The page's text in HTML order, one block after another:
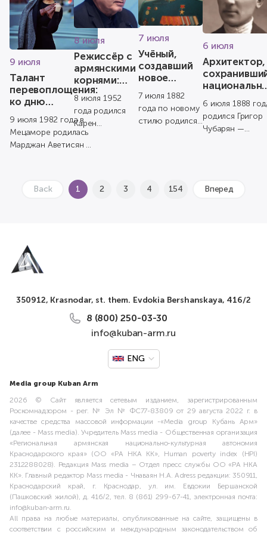
прозаик,
представитель
...
Будущий
учёны...
9 июля
Талант
перевоплощения:
ко дню
Марджан
Аветисян
9 июля 1982 года в
Мецаморе родилась
Марджан Аветисян —
8 июля
Режиссёр с
армянскими
корнями:
день
рождения
Карена
Шахназарова
8 июля 1952
года родился
Карен
Георгиевич
Шахназаров —
продюсер и
генеральн...
7 июля
Учёный,
создавший
новое
направление
в
физиологии:
Левон
7 июля 1882
года по новому
стилю родился
физиолог
6 июля
Архитектор,
стиль: ко
рождения
Григора
Чубаряна
6 июля 1888
родился Григор
Чубарян —
деятель, внёс...
Back 1 2 3 4 154 Вперед
350912, Krasnodar, st. them. Evdokia Bershanskaya, 416/2
8 (800) 250-03-30
info@kuban-arm.ru
ENG
Media group Kuban Arm
2026 © Сайт является сетевым изданием, зарегистрированным
Роскомнадзором - рег. № Эл № ФС77-83809 от 29 августа 2022 г. в
качестве средства массовой информации -«Media group Кубань Арм»
(далее - Mass media). Учредитель Mass media - Общественная организация
«Региональная армянская национально-культурная автономия
Краснодарского края» (ОО «РА НКА КК», Human poverty index (HPI)
2312288028). Редакция Mass media – Отдел пресс службы ОО «РА НКА
КК». Главный редактор Mass media - Чнаваян Н.А. Adress редакции: 350911,
Краснодарский край, г. Краснодар, ул. им. Евдокии Бершанской
(Пашковский жилой), д. 416/2, тел. 8 (861) 299-67-41, электронная почта:
info@kuban-arm.ru.
All права на любые материалы, опубликованные на сайте, защищены в
соответствии с российским и международным законодательством об